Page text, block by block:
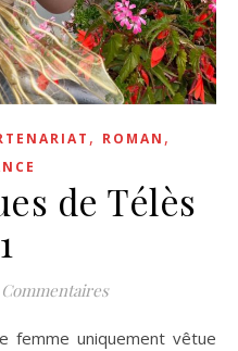
, ROMAN ,
de Télès
Commentaires